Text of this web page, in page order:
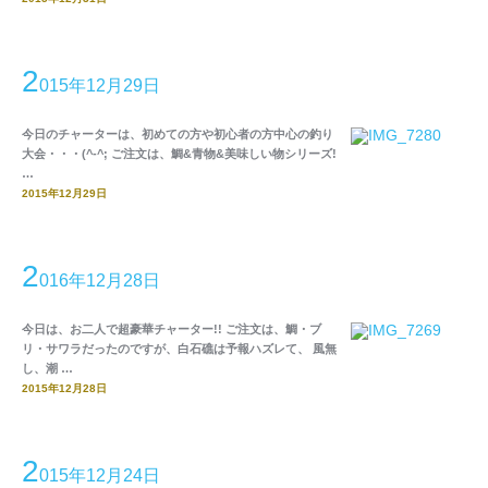
2015年12月29日
今日のチャーターは、初めての方や初心者の方中心の釣り
大会・・・(^-^; ご注文は、鯛&青物&美味しい物シリーズ!
…
2015年12月29日
2016年12月28日
今日は、お二人で超豪華チャーター!! ご注文は、鯛・ブ
リ・サワラだったのですが、白石礁は予報ハズレて、 風無
し、潮 …
2015年12月28日
2015年12月24日